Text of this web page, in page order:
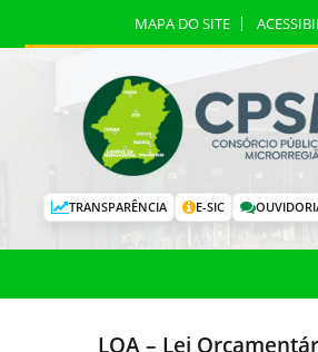
MAPA DO SITE
TRANSPARÊNCIA E-SIC
LOA – Lei